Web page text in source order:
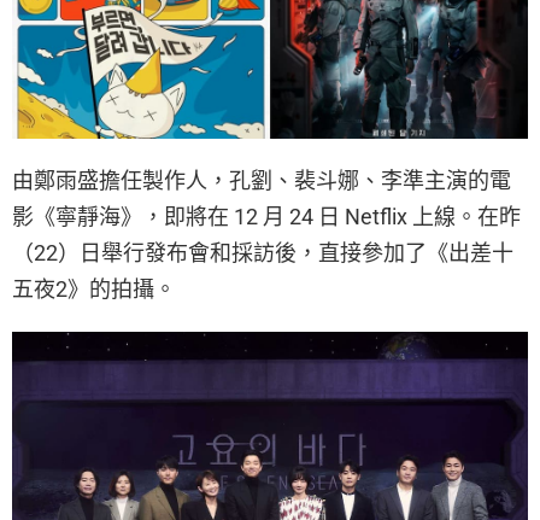
由鄭雨盛擔任製作人，孔劉、裴斗娜、李準主演的電
影《寧靜海》，即將在 12 月 24 日 Netflix 上線。在昨
（22）日舉行發布會和採訪後，直接參加了《出差十
五夜2》的拍攝。